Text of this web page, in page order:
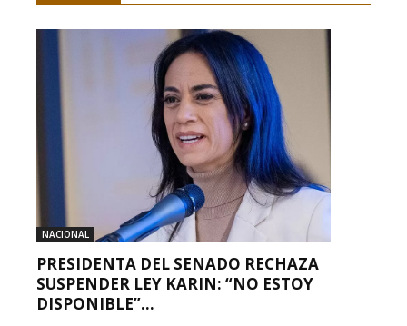
NACIONAL
PRESIDENTA DEL SENADO RECHAZA
SUSPENDER LEY KARIN: “NO ESTOY
DISPONIBLE”...